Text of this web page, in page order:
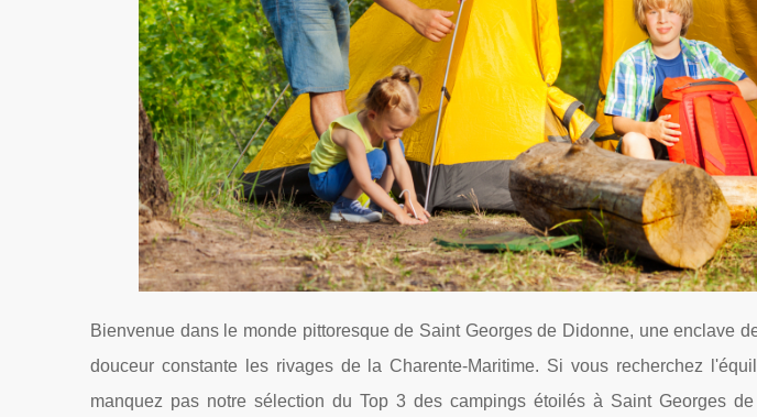
Bienvenue dans le monde pittoresque de Saint Georges de Didonne, une enclave
douceur constante les rivages de la Charente-Maritime. Si vous recherchez
manquez pas notre sélection du Top 3 des campings étoilés à Saint Georges